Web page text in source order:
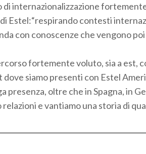
internazionalizzazione
Estel:“respirando contesti
con conoscenze che vengono
fortemente voluto, sia a est,
dove siamo presenti con Estel
presenza, oltre che in Spagna, in
e vantiamo una storia di